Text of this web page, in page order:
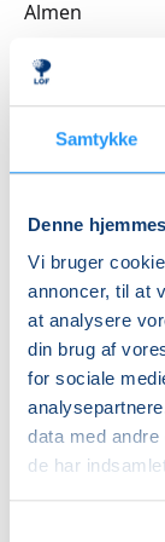
Samtykke
Denne
Vi bruger
annoncer, til at
at analysere
din brug af
for sociale
data med
de har
Vi bruger
tæpper,
som inviterer
Aktiviteterne
så alle kan
Rytmik bygger
genkendelse.
bevægelser
føle sig
tempo.
Undervejs får
hyggelige
Almen
Ledig-KBH
DKK 912,00
Ledig-FRB
DKK 912,00
Studerende-
DKK 932,00
Unge (18-25
DKK 912,00
Info